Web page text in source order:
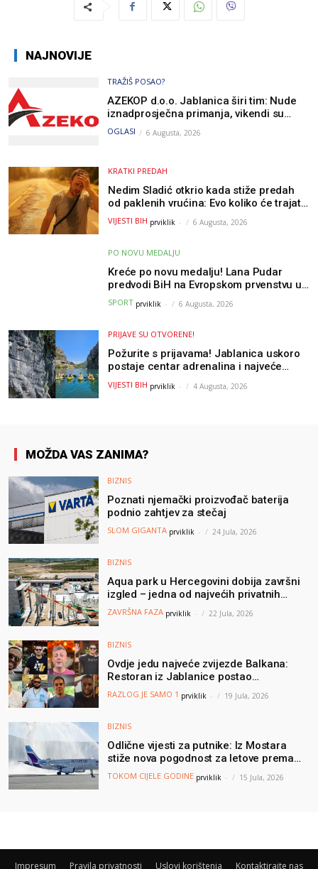
NAJNOVIJE
TRAŽIŠ POSAO?
AZEKOP d.o.o. Jablanica širi tim: Nude
iznadprosječna primanja, vikendi su
slobodni, traži se više radnika
OGLASI 6 Augusta, 2026
KRATKI PREDAH
Nedim Sladić otkrio kada stiže predah
od paklenih vrućina: Evo koliko će trajati
osvježenje u BiH
VIJESTI BIH prviklik - 6 Augusta, 2026
PO NOVU MEDALJU
Kreće po novu medalju! Lana Pudar
predvodi BiH na Evropskom prvenstvu u
Parizu
SPORT prviklik - 6 Augusta, 2026
PRIJAVE SU OTVORENE!
Požurite s prijavama! Jablanica uskoro
postaje centar adrenalina i najveće
outdoor avanture ovog ljeta
VIJESTI BIH prviklik - 4 Augusta, 2026
MOŽDA VAS ZANIMA?
BIZNIS
Poznati njemački proizvođač baterija
podnio zahtjev za stečaj
SLOM GIGANTA prviklik - 24 Jula, 2026
BIZNIS
Aqua park u Hercegovini dobija završni
izgled – jedna od najvećih privatnih
turističkih investicija vrijedna oko 50
ZAVRŠNA FAZA prviklik - 22 Jula, 2026
BIZNIS
Ovdje jedu najveće zvijezde Balkana:
Restoran iz Jablanice postao
nezaobilazna destinacija poznatih, a svi
dolaze zbog jednog specijaliteta
RAZLOG JE SAMO 1 prviklik - 19 Jula, 2026
BIZNIS
Odlične vijesti za putnike: Iz Mostara
stiže nova pogodnost za letove prema
Njemačkoj
TOKOM CIJELE GODINE prviklik - 15 Jula, 2026
Impresum Pravila privatnosti Uslovi korištenja Kontaktirajte nas